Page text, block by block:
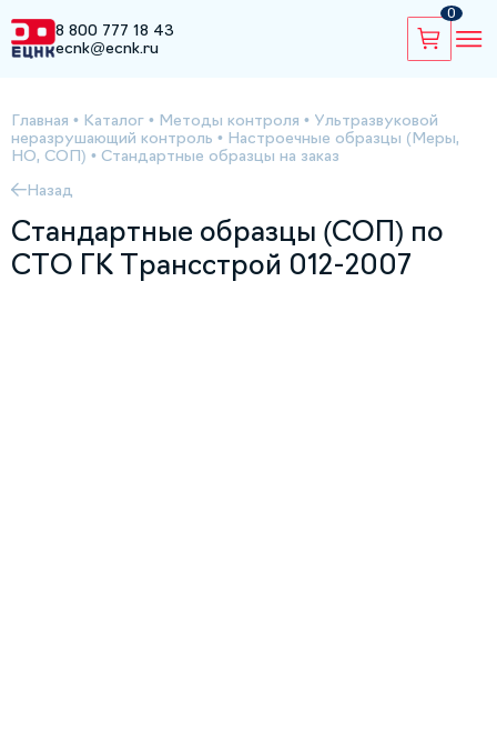
8 800 777 18 43
ecnk@ecnk.ru
0
Главная • Каталог • Методы контроля • Ультразвуковой
неразрушающий контроль • Настроечные образцы (Меры,
НО, СОП) • Стандартные образцы на заказ
Назад
Стандартные образцы (СОП) по
СТО ГК Трансстрой 012-2007